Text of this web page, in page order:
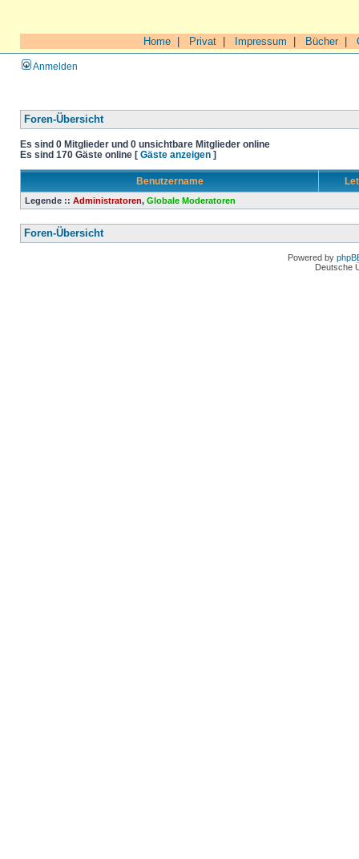
Home Privat Impressum Bücher|
Anmelden
Foren-Übersicht
Es sind 0 Mitglieder und 0 unsichtbare Mitglieder online
Es sind 170 Gäste online [ Gäste anzeigen ]
Benutzername
Legende :: Administratoren, Globale Moderatoren
Foren-Übersicht
Powered by
Deutsche